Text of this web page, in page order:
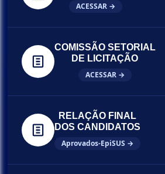
ACESSAR →
COMISSÃO SETORIAL
DE LICITAÇÃO
ACESSAR →
RELAÇÃO FINAL
DOS CANDIDATOS
Aprovados-EpiSUS →